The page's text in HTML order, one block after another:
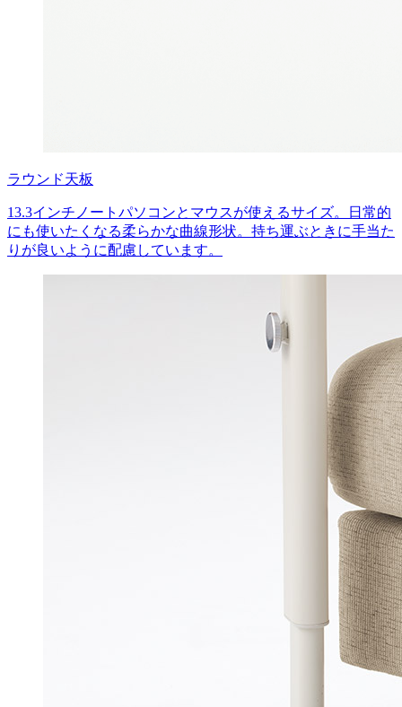
ラウンド天板
13.3インチノートパソコンとマウスが使えるサイズ。日常的
にも使いたくなる柔らかな曲線形状。持ち運ぶときに手当た
りが良いように配慮しています。